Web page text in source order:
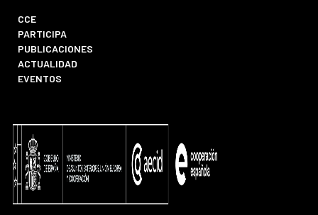
CCE
PARTICIPA
PUBLICACIONES
ACTUALIDAD
EVENTOS